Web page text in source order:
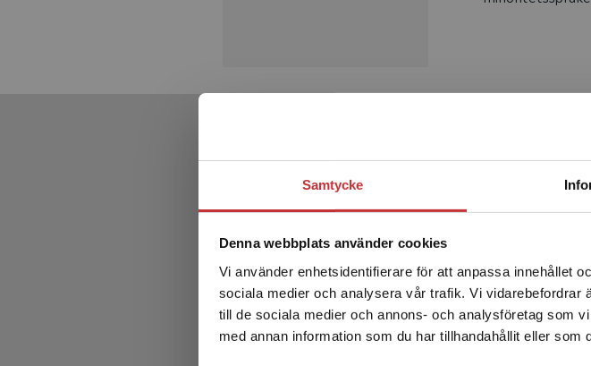
Samtycke
Denna webbplats använder cookies
Vi använder enhetsidentifierare för att anpassa innehållet
sociala medier och analysera vår trafik. Vi vidarebefordrar
till de sociala medier och annons- och analysföretag som
med annan information som du har tillhandahållit eller
Begränsad
Det verkar som att du
enhet utanför Sverige. Vi
Sverige. För att kunna
leveransadressen vara i